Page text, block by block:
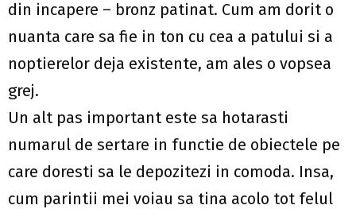
din incapere – bronz patinat. Cum am dorit o
nuanta care sa fie in ton cu cea a patului si a
noptierelor deja existente, am ales o vopsea
grej.
Un alt pas important este sa hotarasti
numarul de sertare in functie de obiectele pe
care doresti sa le depozitezi in comoda. Insa,
cum parintii mei voiau sa tina acolo tot felul